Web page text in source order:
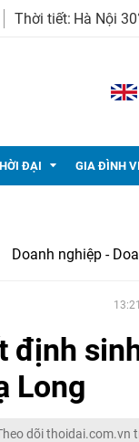
Thời tiết: Hà Nội
ĐẠI GIA ĐÌNH
Doanh nghiệp -
định
Long
dõi thoidai.com.vn